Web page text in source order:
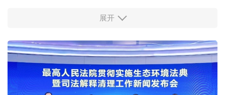
服务实体经济 财政金融打出“组合拳”
美媒:多场景低成本应用 中国让AI变得更具实用价值
上半年机械工业规上企业实现营业收入同比增长
6.5%
展开